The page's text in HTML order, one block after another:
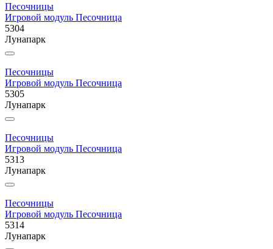
Песочницы
Игровой модуль Песочница
5304
Лунапарк
Песочницы
Игровой модуль Песочница
5305
Лунапарк
Песочницы
Игровой модуль Песочница
5313
Лунапарк
Песочницы
Игровой модуль Песочница
5314
Лунапарк